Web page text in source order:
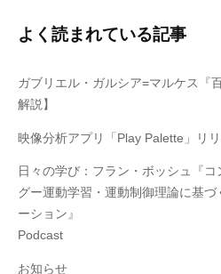
よく読まれている記事
ガブリエル・ガルシア=マルケス『
解説】
映像分析アプリ「Play Palette」リ
日々の学び：フラン・ボッシュ『
グー運動学習・運動制御理論に基
ーション』
Podcast
お知らせ